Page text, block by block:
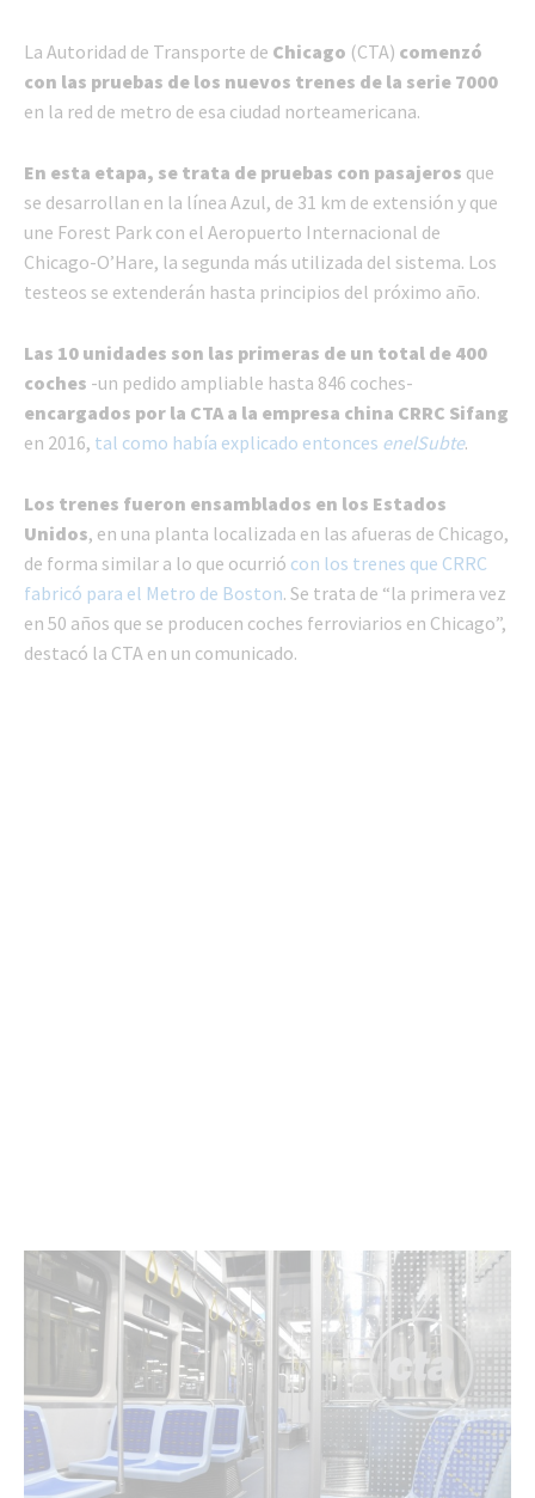
La Autoridad de Transporte de Chicago (CTA) comenzó
con las pruebas de los nuevos trenes de la serie 7000
en la red de metro de esa ciudad norteamericana.
En esta etapa, se trata de pruebas con pasajeros que
se desarrollan en la línea Azul, de 31 km de extensión y que
une Forest Park con el Aeropuerto Internacional de
Chicago-O’Hare, la segunda más utilizada del sistema. Los
testeos se extenderán hasta principios del próximo año.
Las 10 unidades son las primeras de un total de 400
coches -un pedido ampliable hasta 846 coches-
encargados por la CTA a la empresa china CRRC Sifang
en 2016, tal como había explicado entonces enelSubte.
Los trenes fueron ensamblados en los Estados
Unidos, en una planta localizada en las afueras de Chicago,
de forma similar a lo que ocurrió con los trenes que CRRC
fabricó para el Metro de Boston. Se trata de “la primera vez
en 50 años que se producen coches ferroviarios en Chicago”,
destacó la CTA en un comunicado.